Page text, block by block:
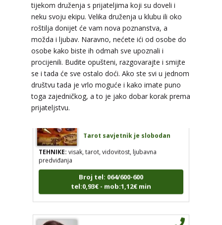
tijekom druženja s prijateljima koji su doveli i
neku svoju ekipu. Velika druženja u klubu ili oko
roštilja donijet će vam nova poznanstva, a
možda i ljubav. Naravno, nećete ići od osobe do
osobe kako biste ih odmah sve upoznali i
procijenili. Budite opušteni, razgovarajte i smijte
se i tada će sve ostalo doći. Ako ste svi u jednom
društvu tada je vrlo moguće i kako imate puno
toga zajedničkog, a to je jako dobar korak prema
prijateljstvu.
STOJA/ Kod 31
Tarot savjetnik je slobodan
TEHNIKE:kristalna kugla, tarot, vidovitost, visak
Broj tel: 064/600-600
tel:0,93€ - mob:1,12€ min
TEHNIKE:visak, tarot, vidovitost, ljubavna
predviđanja
Broj tel: 064/600-600
tel:0,93€ - mob:1,12€ min